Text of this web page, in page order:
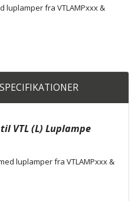
luplamper fra VTLAMPxxx &
VTL (L) Luplampe
luplamper fra VTLAMPxxx &